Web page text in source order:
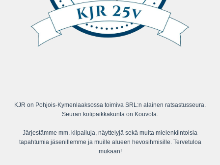
KJR on Pohjois-Kymenlaaksossa toimiva SRL:n alainen ratsastusseura.
Seuran kotipaikkakunta on Kouvola.
Järjestämme mm. kilpailuja, näyttelyjä sekä muita mielenkiintoisia
tapahtumia jäsenillemme ja muille alueen hevosihmisille. Tervetuloa
mukaan!